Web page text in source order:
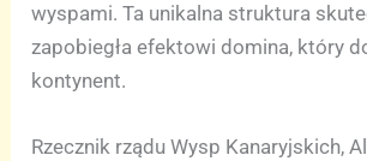
wyspami. Ta unikalna struktura
zapobiegła efektowi domina, który
kontynent.
Rzecznik rządu Wysp Kanaryjskich,